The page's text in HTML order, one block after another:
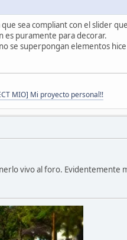
sea compliant con el slider
es puramente para decorar.
se superpongan elementos
MIO] Mi proyecto personal!!
vivo al foro. Evidentemente